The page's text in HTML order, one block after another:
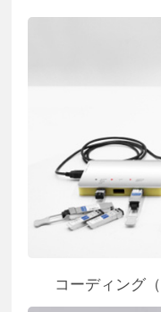
コーディング